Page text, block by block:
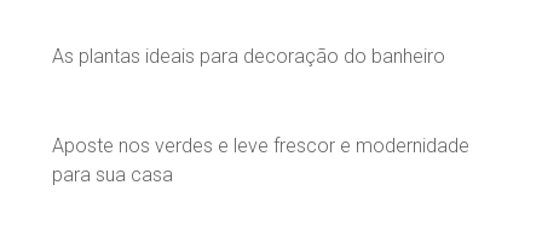
As plantas ideais para decoração do banheiro
Aposte nos verdes e leve frescor e modernidade
para sua casa